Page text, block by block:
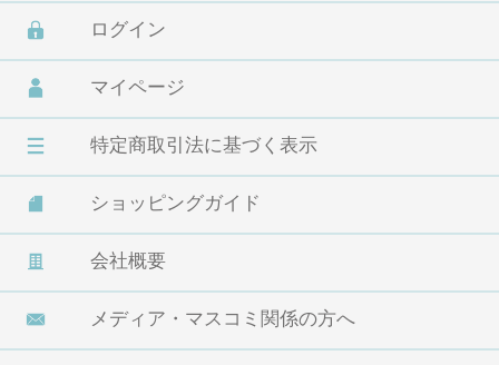
ログイン
マイページ
特定商取引法に基づく表示
ショッピングガイド
会社概要
メディア・マスコミ関係の方へ